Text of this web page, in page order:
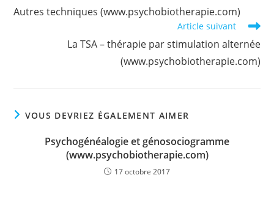
articles
Autres techniques (www.psychobiotherapie.com)
Article suivant
La TSA – thérapie par stimulation alternée
(www.psychobiotherapie.com)
VOUS DEVRIEZ ÉGALEMENT AIMER
Psychogénéalogie et génosociogramme
(www.psychobiotherapie.com)
17 octobre 2017